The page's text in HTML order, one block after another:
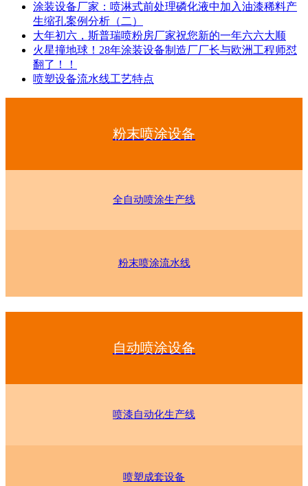
涂装设备厂家：喷淋式前处理磷化液中加入油漆稀料产
生缩孔案例分析（二）
大年初六，斯普瑞喷粉房厂家祝您新的一年六六大顺
火星撞地球！28年涂装设备制造厂厂长与欧洲工程师怼
翻了！！
喷塑设备流水线工艺特点
粉末喷涂设备
全自动喷涂生产线
粉末喷涂流水线
自动喷涂设备
喷漆自动化生产线
喷塑成套设备